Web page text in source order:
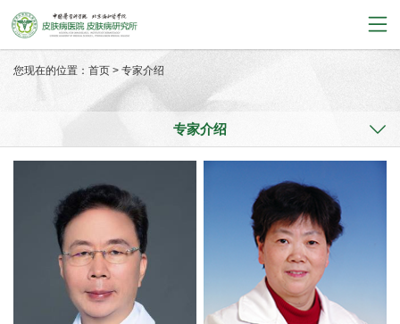
您现在的位置： 首页 > 专家介绍
专家介绍